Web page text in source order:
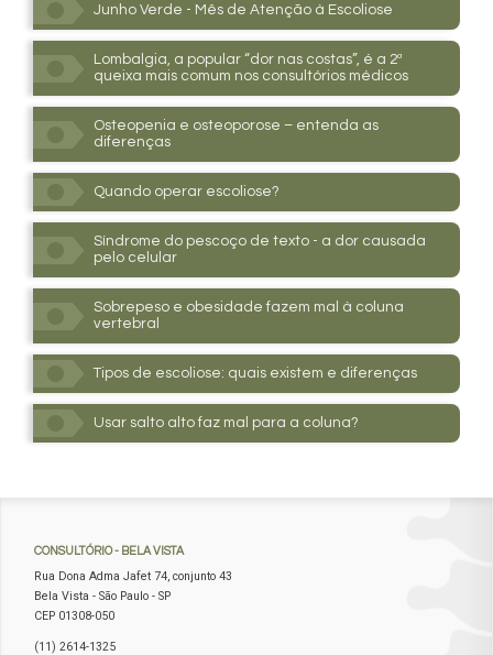
Junho Verde - Mês de Atenção à Escoliose
Lombalgia, a popular “dor nas costas”, é a 2ª
queixa mais comum nos consultórios médicos
Osteopenia e osteoporose – entenda as
diferenças
Quando operar escoliose?
Síndrome do pescoço de texto - a dor causada
pelo celular
Sobrepeso e obesidade fazem mal à coluna
vertebral
Tipos de escoliose: quais existem e diferenças
Usar salto alto faz mal para a coluna?
CONSULTÓRIO- BELA VISTA
Rua Dona Adma Jafet 74, conjunto 43
Bela Vista - São Paulo - SP
CEP 01308-050
(11) 2614-1325